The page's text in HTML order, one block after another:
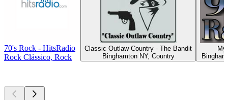
70's Rock - HitsRadio
Rock Clássico, Rock
Classic Outlaw Country - The Bandit
Binghamton NY, Country